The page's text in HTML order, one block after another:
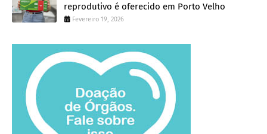
reprodutivo é oferecido em Porto Velho
Fevereiro 19, 2026